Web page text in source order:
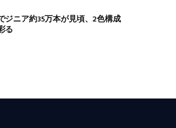
ジニア約35万本が見頃、2色構成
る